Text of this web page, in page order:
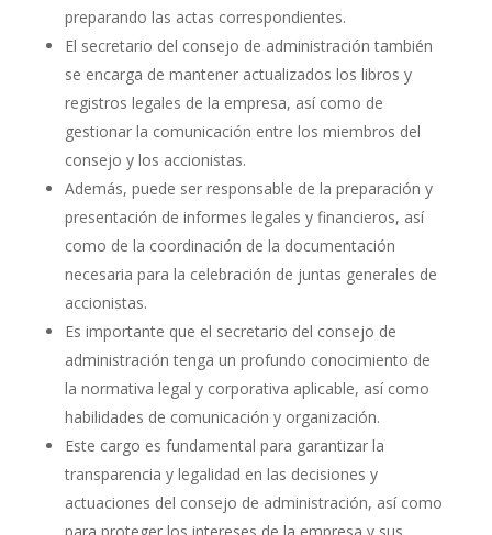
preparando las actas correspondientes.
El secretario del consejo de administración también
se encarga de mantener actualizados los libros y
registros legales de la empresa, así como de
gestionar la comunicación entre los miembros del
consejo y los accionistas.
Además, puede ser responsable de la preparación y
presentación de informes legales y financieros, así
como de la coordinación de la documentación
necesaria para la celebración de juntas generales de
accionistas.
Es importante que el secretario del consejo de
administración tenga un profundo conocimiento de
la normativa legal y corporativa aplicable, así como
habilidades de comunicación y organización.
Este cargo es fundamental para garantizar la
transparencia y legalidad en las decisiones y
actuaciones del consejo de administración, así como